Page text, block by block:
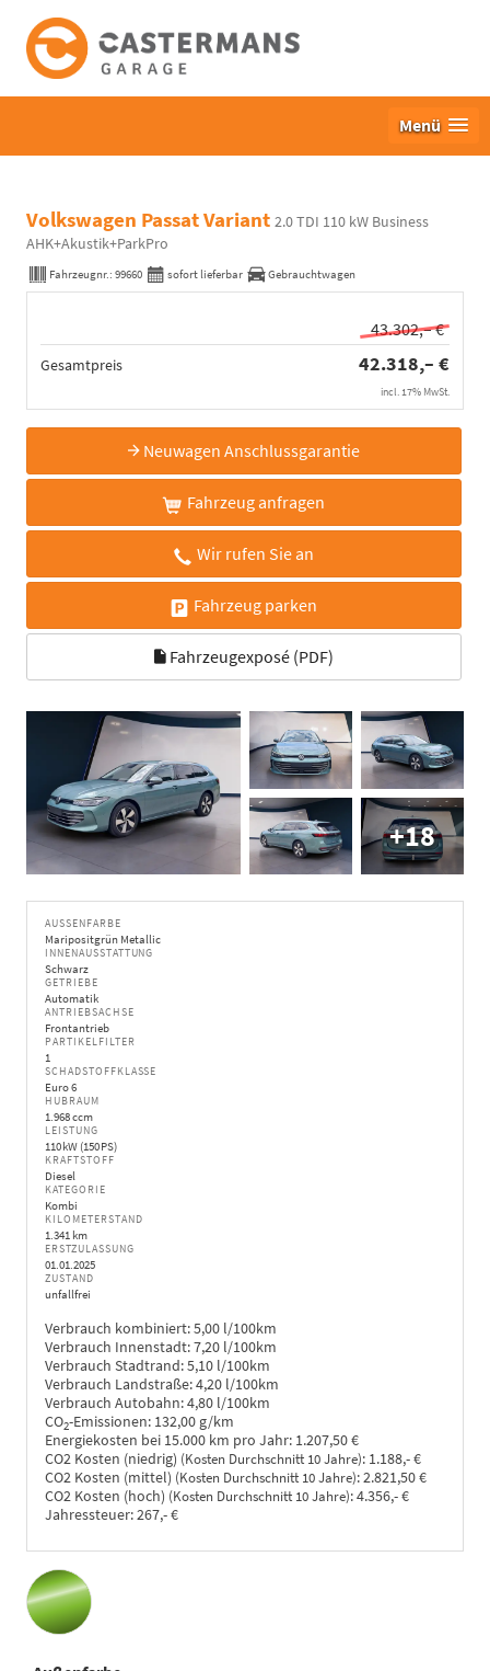
Menü
Volkswagen Passat Variant 2.0 TDI 110 kW Business
AHK+Akustik+ParkPro
Fahrzeugnr.: 99660 sofort lieferbar Gebrauchtwagen
43.302,– €
Gesamtpreis 42.318,– €
incl. 17% MwSt.
Neuwagen Anschlussgarantie
Fahrzeug anfragen
Wir rufen Sie an
Fahrzeug parken
Fahrzeugexposé (PDF)
+18
AUSSENFARBE
Maripositgrün Metallic
INNENAUSSTATTUNG
Schwarz
GETRIEBE
Automatik
ANTRIEBSACHSE
Frontantrieb
PARTIKELFILTER
1
SCHADSTOFFKLASSE
Euro 6
HUBRAUM
1.968 ccm
LEISTUNG
110 kW (150 PS)
KRAFTSTOFF
Diesel
KATEGORIE
Kombi
KILOMETERSTAND
1.341 km
ERSTZULASSUNG
01.01.2025
ZUSTAND
unfallfrei
Verbrauch kombiniert:5,00 l/100km
Verbrauch Innenstadt:7,20 l/100km
Verbrauch Stadtrand:5,10 l/100km
Verbrauch Landstraße:4,20 l/100km
Verbrauch Autobahn:4,80 l/100km
CO2-Emissionen: 132,00 g/km
Energiekosten bei 15.000 km pro Jahr: 1.207,50 €
CO2 Kosten (niedrig) (Kosten Durchschnitt 10 Jahre): 1.188,- €
CO2 Kosten (mittel) (Kosten Durchschnitt 10 Jahre):2.821,50 €
CO2 Kosten (hoch) (Kosten Durchschnitt 10 Jahre):4.356,- €
Jahressteuer:267,- €